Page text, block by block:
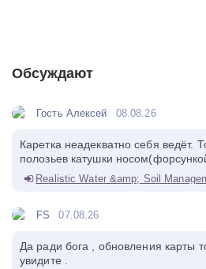
Обсуждают
Гость Алексей 08.08.26
Каретка неадекватно себя ведёт.
полозьев катушки
Realistic Water &amp; Soil
FS 07.08.26
Да ради бога , обновления карты
увидите .